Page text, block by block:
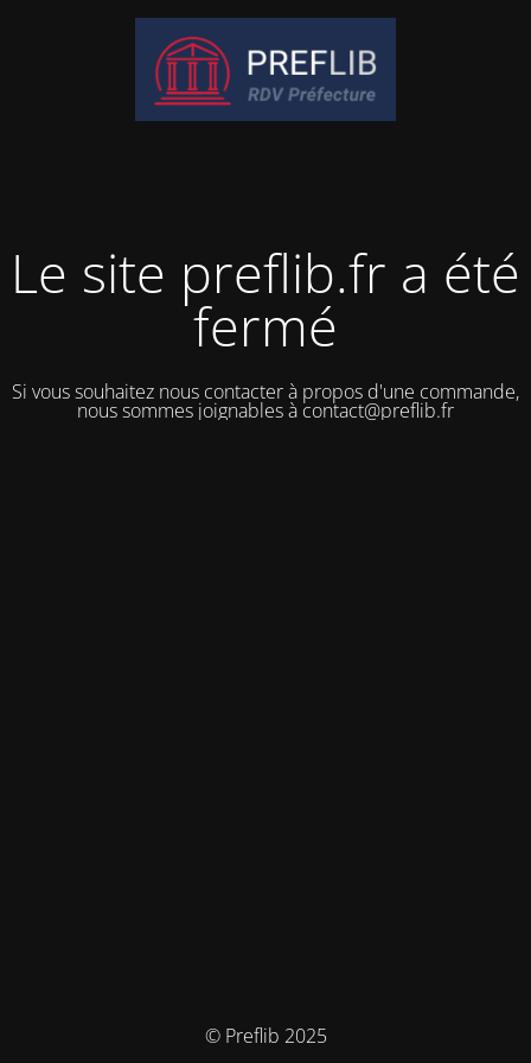
Le site preflib.fr a été
fermé
Si vous souhaitez nous contacter à propos d'une commande,
nous sommes joignables à contact@preflib.fr
© Preflib 2025